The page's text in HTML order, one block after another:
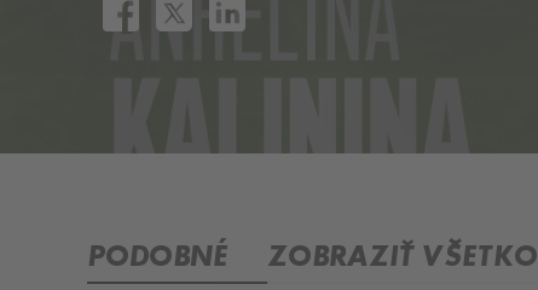
PODOBNÉ ZOBRAZIŤ VŠETKO